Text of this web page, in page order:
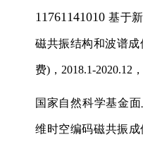
11761141010基于
磁共振结构和波谱成
费) ， 2018.1-2020.12 ，
国家自然科学基金
维时空编码磁共振